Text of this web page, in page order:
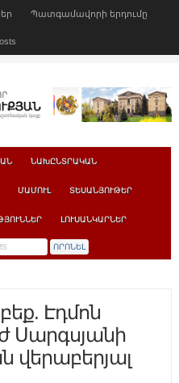
Պատգամավորի երդումը
ՆԱԽԸՆՏՐԱԿԱՆ
ՄԱՄՈՒԼ ՏԵՍԱՆՅՈՒԹԵՐ
ԼՈՒՍԱՆԿԱՐՆԵՐ
Էդմոն
Սարգսյանի
վերաբերյալ